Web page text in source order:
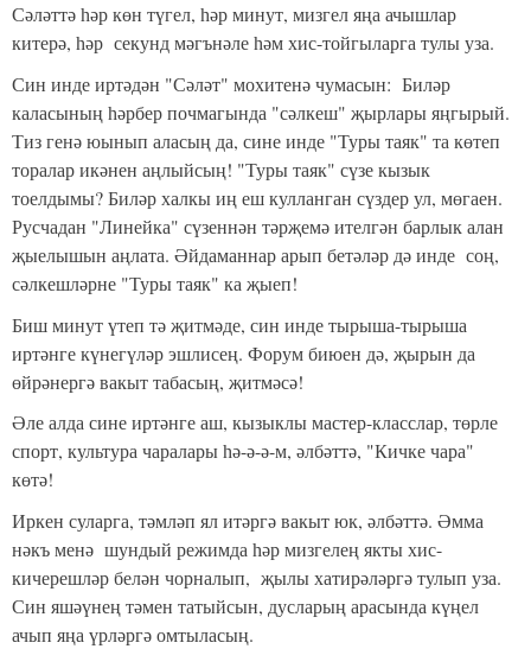
Сәләттә һәр көн түгел, һәр минут, мизгел яңа ачышлар
китерә, һәр секунд мәгънәле һәм хис-тойгыларга тулы уза.
Син инде иртәдән "Сәләт" мохитенә чумасын: Биләр
каласының һәрбер почмагында "сәлкеш" җырлары яңгырый.
Тиз генә юынып аласың да, сине инде "Туры таяк" та көтеп
торалар икәнен аңлыйсың! "Туры таяк" сүзе кызык
тоелдымы? Биләр халкы иң еш кулланган сүздер ул, мөгаен.
Русчадан "Линейка" сүзеннән тәрҗемә ителгән барлык алан
җыелышын аңлата. Әйдаманнар арып бетәләр дә инде соң,
сәлкешләрне "Туры таяк" ка җыеп!
Биш минут үтеп тә җитмәде, син инде тырыша-тырыша
иртәнге күнегүләр эшлисең. Форум биюен дә, җырын да
өйрәнергә вакыт табасың, җитмәсә!
Әле алда сине иртәнге аш, кызыклы мастер-класслар, төрле
спорт, культура чаралары һә-ә-ә-м, әлбәттә, "Кичке чара"
көтә!
Иркен суларга, тәмләп ял итәргә вакыт юк, әлбәттә. Әмма
нәкъ менә шундый режимда һәр мизгелең якты хис-
кичерешләр белән чорналып, җылы хатирәләргә тулып уза.
Син яшәүнең тәмен татыйсын, дусларың арасында күңел
ачып яңа үрләргә омтыласың.